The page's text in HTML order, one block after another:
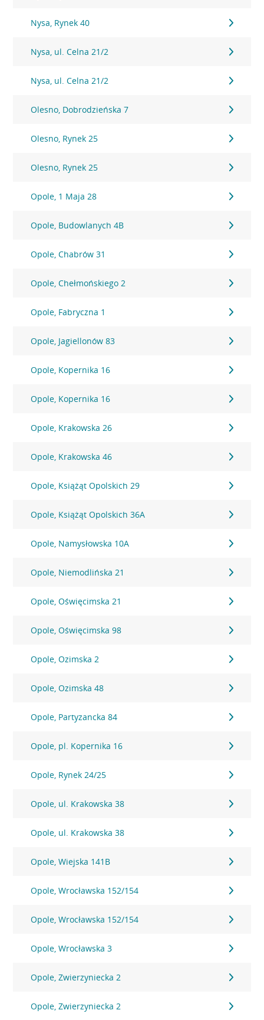
Nysa, Rynek 40
Nysa, ul. Celna 21/2
Nysa, ul. Celna 21/2
Olesno, Dobrodzieńska 7
Olesno, Rynek 25
Olesno, Rynek 25
Opole, 1 Maja 28
Opole, Budowlanych 4B
Opole, Chabrów 31
Opole, Chełmońskiego 2
Opole, Fabryczna 1
Opole, Jagiellonów 83
Opole, Kopernika 16
Opole, Kopernika 16
Opole, Krakowska 26
Opole, Krakowska 46
Opole, Książąt Opolskich 29
Opole, Książąt Opolskich 36A
Opole, Namysłowska 10A
Opole, Niemodlińska 21
Opole, Oświęcimska 21
Opole, Oświęcimska 98
Opole, Ozimska 2
Opole, Ozimska 48
Opole, Partyzancka 84
Opole, pl. Kopernika 16
Opole, Rynek 24/25
Opole, ul. Krakowska 38
Opole, ul. Krakowska 38
Opole, Wiejska 141B
Opole, Wrocławska 152/154
Opole, Wrocławska 152/154
Opole, Wrocławska 3
Opole, Zwierzyniecka 2
Opole, Zwierzyniecka 2